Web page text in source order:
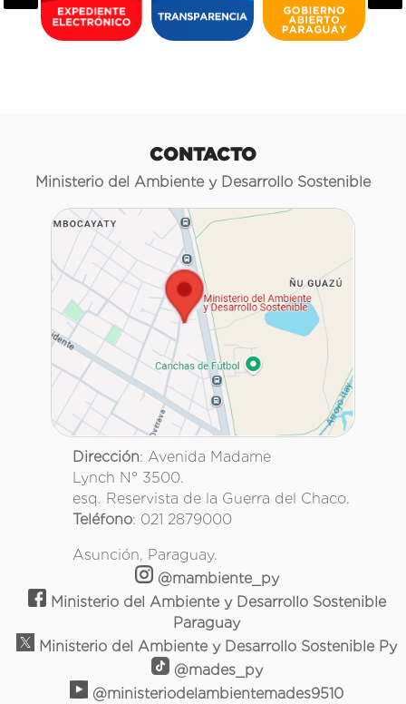
CONTACTO
Ministerio del Ambiente y Desarrollo Sostenible
Dirección: Avenida Madame
Lynch N° 3500.
esq. Reservista de la Guerra del Chaco.
Teléfono: 021 2879000
Asunción, Paraguay.
@mambiente_py
Ministerio del Ambiente y Desarrollo Sostenible
Paraguay
Ministerio del Ambiente y Desarrollo Sostenible Py
@mades_py
@ministeriodelambientemades9510